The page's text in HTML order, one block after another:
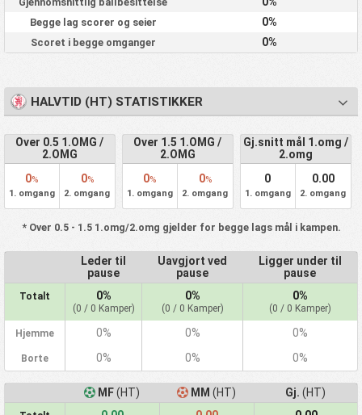
Begge lag scorer og seier 0%
Scoret i begge omganger 0%
HALVTID (HT) STATISTIKKER
Over 0.5 1.OMG /
2.OMG
0%
1. omgang
0%
2. omgang
Over 1.5 1.OMG /
2.OMG
0%
1. omgang
0%
2. omgang
Gj.snitt mål 1.omg /
2.omg
0
1. omgang
0.00
2. omgang
* Over 0.5 - 1.5 1.omg/2.omg gjelder for begge lags mål i kampen.
Leder til
pause
Uavgjort ved
pause
Ligger under til
pause
Totalt 0%
(0 / 0 Kamper)
0%
(0 / 0 Kamper)
0%
(0 / 0 Kamper)
Hjemme 0% 0% 0%
Borte 0% 0% 0%
MF(HT) MM (HT) Gj. (HT)